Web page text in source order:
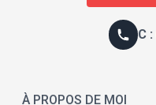
C :
À PROPOS DE MOI